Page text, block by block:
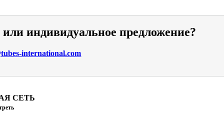
индивидуальное предложение?
international.com
СЕТЬ